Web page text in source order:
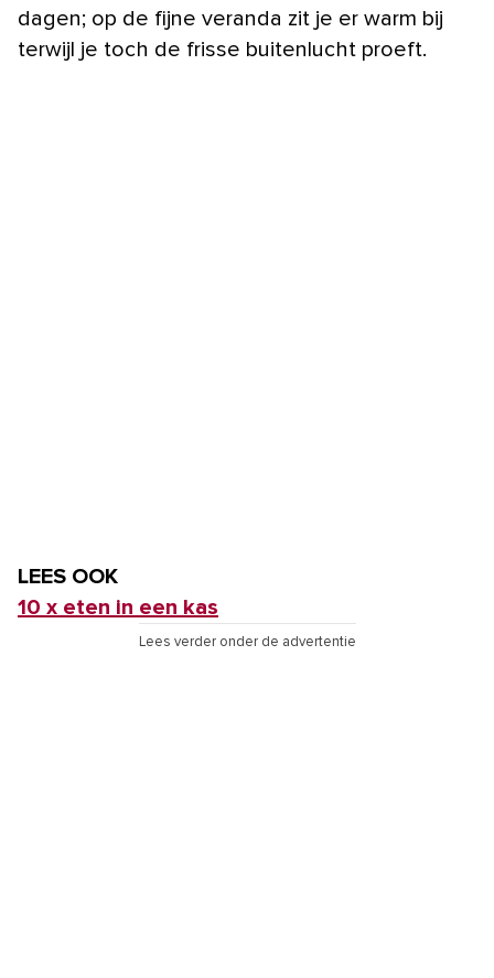
dagen; op de fijne veranda zit je er warm bij
terwijl je toch de frisse buitenlucht proeft.
LEES OOK
10 x eten in een kas
Lees verder onder de advertentie